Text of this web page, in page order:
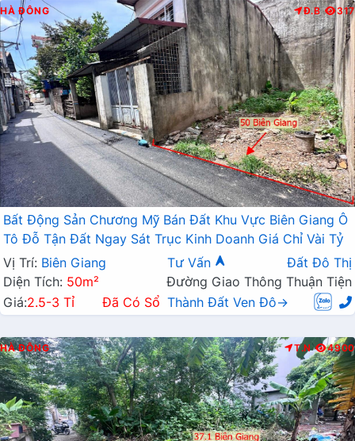
HÀ ĐÔNG Đ.B 317
Bất Động Sản Chương Mỹ Bán Đất Khu Vực Biên Giang Ô
Tô Đỗ Tận Đất Ngay Sát Trục Kinh Doanh Giá Chỉ Vài Tỷ
Vị Trí: Biên Giang Tư Vấn
Đất Đô Thị
Diện Tích: 50m²
Đường Giao Thông Thuận Tiện
Giá:2.5-3 Tỉ Đã Có Sổ Thành Đất Ven Đô→
HÀ ĐÔNG T.N 4900